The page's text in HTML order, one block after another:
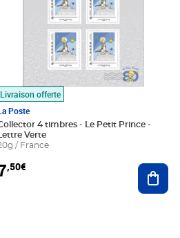
panier
Livraison offerte
Poste
4 timbres - Le Petit Prince -
Lettre Verte
/ France
,50€